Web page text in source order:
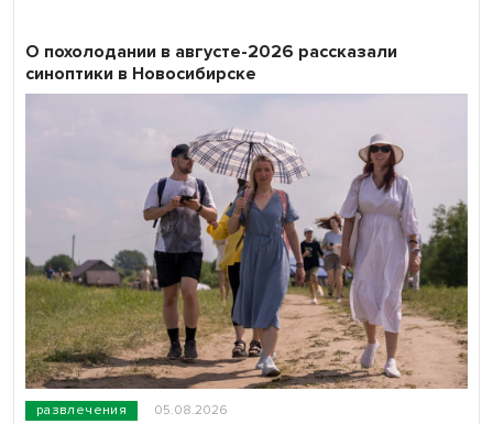
развлечения 05.08.2026
О похолодании в августе-2026 рассказали
синоптики в Новосибирске